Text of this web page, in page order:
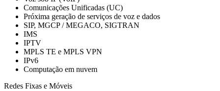
Comunicações Unificadas (UC)
Próxima geração de serviços de voz e dados
SIP, MGCP / MEGACO, SIGTRAN
IMS
IPTV
MPLS TE e MPLS VPN
IPv6
Computação em nuvem
Redes Fixas e Móveis